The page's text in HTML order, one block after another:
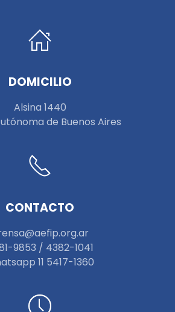
DOMICILIO
Alsina 1440
de Buenos Aires
CONTACTO
9853 / 4382-1041
11 5417-1360